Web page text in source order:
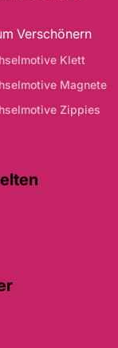
Verschönern
Klett
Magnete
Zippies